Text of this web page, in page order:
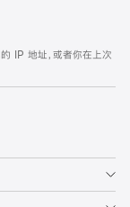
IP 地址，或者你在上次